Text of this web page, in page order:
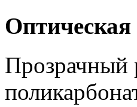
Оптическая
Прозрачный